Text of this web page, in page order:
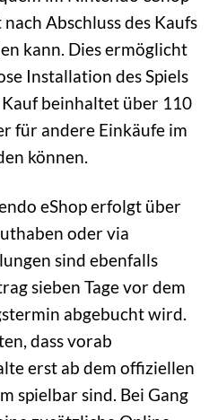
Abschluss des Kaufs
kann. Dies ermöglicht
Installation des Spiels
beinhaltet über 110
für andere Einkäufe im
können.
eShop erfolgt über
oder via
sind ebenfalls
sieben Tage vor dem
abgebucht wird.
dass vorab
erst ab dem offiziellen
spielbar sind. Bei Gang